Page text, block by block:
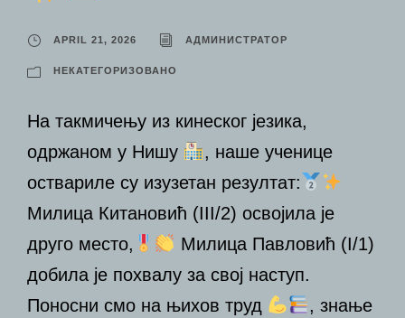
APRIL 21, 2026 АДМИНИСТРАТОР
НЕКАТЕГОРИЗОВАНО
На такмичењу из кинеског језика,
одржаном у Нишу
, наше ученице
оствариле су изузетан резултат:
Милица Китановић (III/2) освојила је
друго место,
Милица Павловић (I/1)
добила је похвалу за свој наступ.
Поносни смо на њихов труд
, знање